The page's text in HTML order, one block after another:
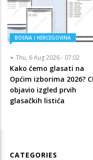
BOSNA I HERCEGOVINA
Thu, 6 Aug 2026 - 07:02
Kako ćemo glasati na
Općim izborima 2026?
objavio izgled prvih
glasačkih listića
CATEGORIES